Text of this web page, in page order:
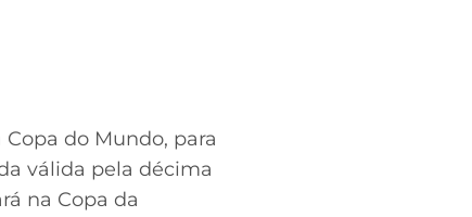
do Mundo, para
válida pela décima
na Copa da